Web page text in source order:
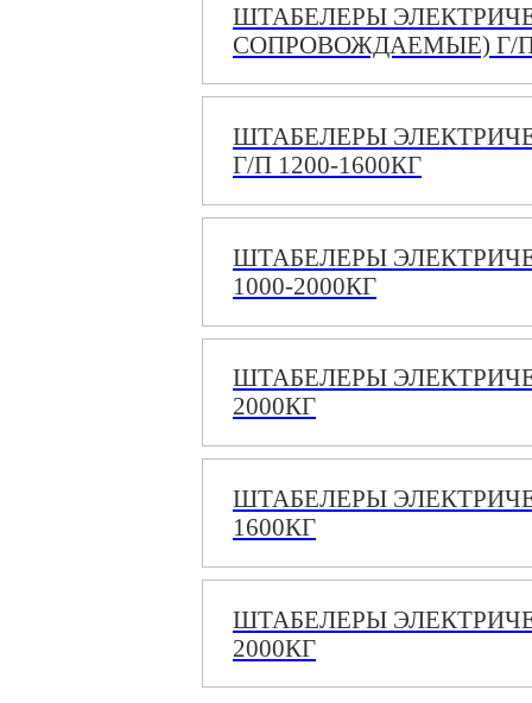
ШТАБЕЛЕРЫ
СОПРОВОЖДАЕМЫЕ) Г/П
ШТАБЕЛЕРЫ
Г/П 1200-1600КГ
ШТАБЕЛЕРЫ
1000-2000КГ
ШТАБЕЛЕРЫ
2000КГ
ШТАБЕЛЕРЫ
1600КГ
ШТАБЕЛЕРЫ
2000КГ